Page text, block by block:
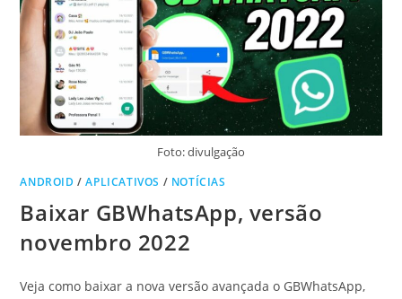
Foto: divulgação
ANDROID /APLICATIVOS / NOTÍCIAS
Baixar GBWhatsApp, versão
novembro 2022
Veja como baixar a nova versão avançada o GBWhatsApp,